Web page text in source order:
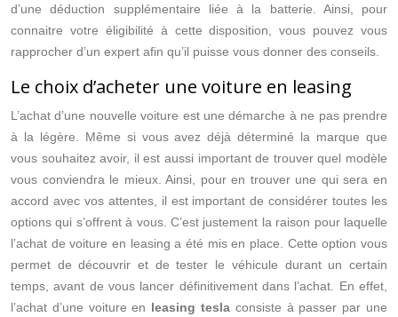
d’une déduction supplémentaire liée à la batterie. Ainsi, pour
connaitre votre éligibilité à cette disposition, vous pouvez vous
rapprocher d’un expert afin qu’il puisse vous donner des conseils.
Le choix d’acheter une voiture en leasing
L’achat d’une nouvelle voiture est une démarche à ne pas prendre
à la légère. Même si vous avez déjà déterminé la marque que
vous souhaitez avoir, il est aussi important de trouver quel modèle
vous conviendra le mieux. Ainsi, pour en trouver une qui sera en
accord avec vos attentes, il est important de considérer toutes les
options qui s’offrent à vous. C’est justement la raison pour laquelle
l’achat de voiture en leasing a été mis en place. Cette option vous
permet de découvrir et de tester le véhicule durant un certain
temps, avant de vous lancer définitivement dans l’achat. En effet,
l’achat d’une voiture en leasing tesla consiste à passer par une